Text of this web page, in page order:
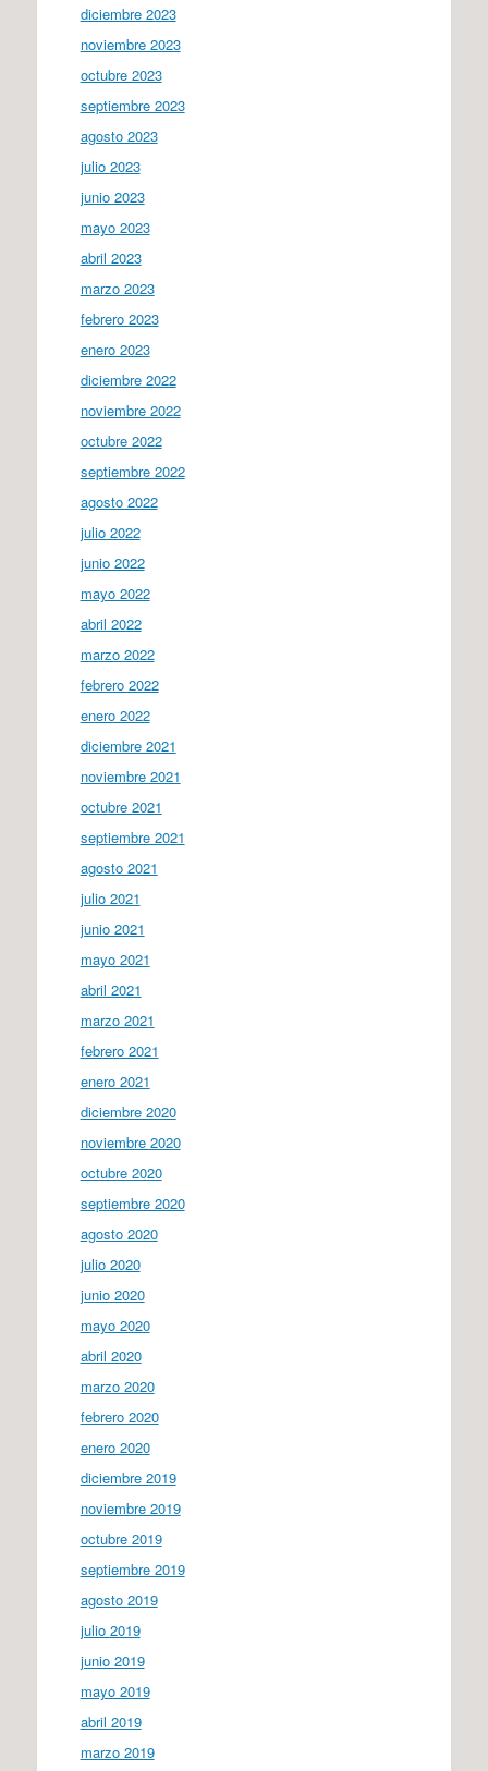
diciembre 2023
noviembre 2023
octubre 2023
septiembre 2023
agosto 2023
julio 2023
junio 2023
mayo 2023
abril 2023
marzo 2023
febrero 2023
enero 2023
diciembre 2022
noviembre 2022
octubre 2022
septiembre 2022
agosto 2022
julio 2022
junio 2022
mayo 2022
abril 2022
marzo 2022
febrero 2022
enero 2022
diciembre 2021
noviembre 2021
octubre 2021
septiembre 2021
agosto 2021
julio 2021
junio 2021
mayo 2021
abril 2021
marzo 2021
febrero 2021
enero 2021
diciembre 2020
noviembre 2020
octubre 2020
septiembre 2020
agosto 2020
julio 2020
junio 2020
mayo 2020
abril 2020
marzo 2020
febrero 2020
enero 2020
diciembre 2019
noviembre 2019
octubre 2019
septiembre 2019
agosto 2019
julio 2019
junio 2019
mayo 2019
abril 2019
marzo 2019